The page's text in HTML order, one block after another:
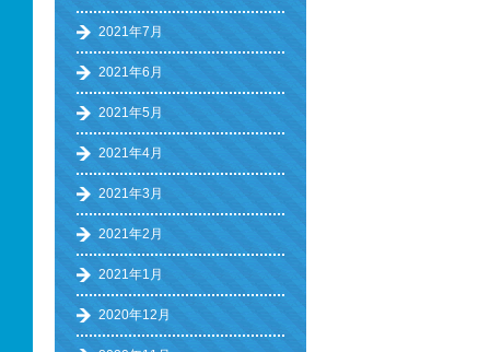
2021年7月
2021年6月
2021年5月
2021年4月
2021年3月
2021年2月
2021年1月
2020年12月